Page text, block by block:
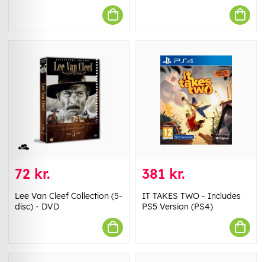
72 kr.
Lee Van Cleef Collection (5-
disc) - DVD
381 kr.
IT TAKES TWO - Includes
PS5 Version (PS4)